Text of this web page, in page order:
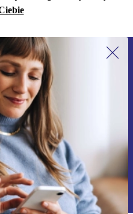
newsletter!
oferty.
się
osobowych znajdują się w